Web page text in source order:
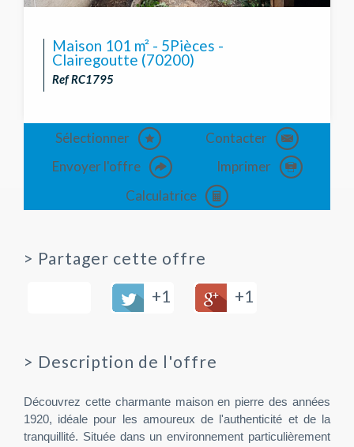
Maison 101 m² - 5Pièces -
Clairegoutte (70200)
Ref RC1795
Sélectionner
Contacter
Envoyer l'offre
Imprimer
Calculatrice
> Partager cette offre
+1
+1
> Description de l'offre
Découvrez cette charmante maison en pierre des années
1920, idéale pour les amoureux de l'authenticité et de la
tranquillité. Située dans un environnement particulièrement